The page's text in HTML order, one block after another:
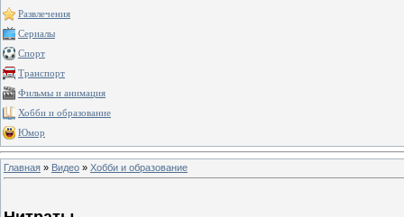
Развлечения
Сериалы
Спорт
Транспорт
Фильмы и анимация
Хобби и образование
Юмор
Главная » Видео » Хобби и образование